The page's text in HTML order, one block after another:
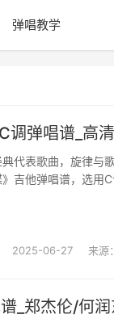
弹唱教学
调弹唱谱_高
代表歌曲，旋律与
吉他弹唱谱，选用
2025-06-27 来源
_郑杰伦/何